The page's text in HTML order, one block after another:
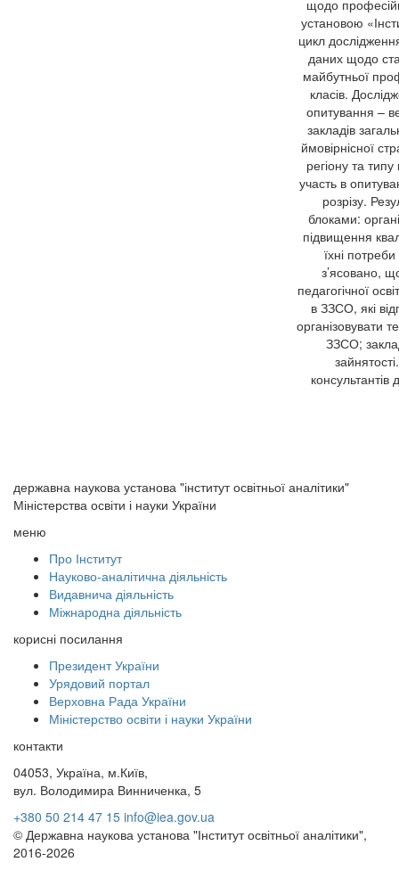
щодо
установою
цикл
даних щодо
майбутньої
класів.
опитування –
закладів
ймовірнісної
регіону та
участь в
розрізу.
блоками:
підвищення
їхні
з’ясовано,
педагогічної
в ЗЗСО, які
організовувати
ЗЗСО;
державна наукова установа "інститут освітньої аналітики"
Міністерства освіти і науки України
меню
Про Інститут
Науково-аналітична діяльність
Видавнича діяльність
Міжнародна діяльність
корисні посилання
Президент України
Урядовий портал
Верховна Рада України
Міністерство освіти і науки України
контакти
04053, Україна, м.Київ,
вул. Володимира Винниченка, 5
+380 50 214 47 15 info@iea.gov.ua
© Державна наукова установа "Інститут освітньої аналітики",
2016-2026